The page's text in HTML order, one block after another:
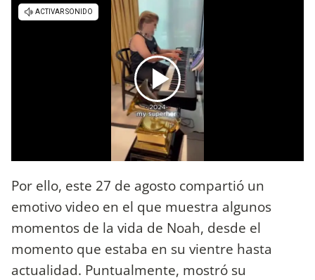
Por ello, este 27 de agosto compartió un
emotivo video en el que muestra algunos
momentos de la vida de Noah, desde el
momento que estaba en su vientre hasta
actualidad. Puntualmente, mostró su